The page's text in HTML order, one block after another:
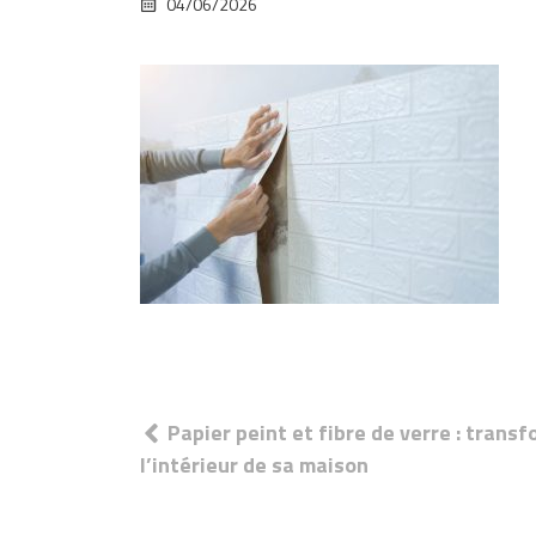
Navigation
dePapier peint et fibre de verre :
l’intérieur de sa maison